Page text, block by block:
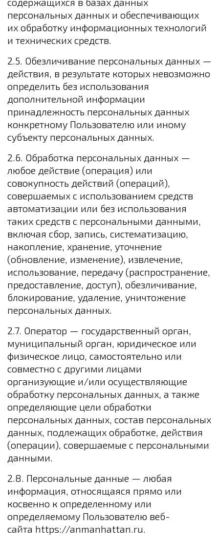
персональных данных и обеспечивающих
их обработку информационных технологий
и технических средств.
2.5. Обезличивание персональных данных —
действия, в результате которых невозможно
определить без использования
дополнительной информации
принадлежность персональных данных
конкретному Пользователю или иному
субъекту персональных данных.
2.6. Обработка персональных данных —
любое действие (операция) или
совокупность действий (операций),
совершаемых с использованием средств
автоматизации или без использования
таких средств с персональными данными,
включая сбор, запись, систематизацию,
накопление, хранение, уточнение
(обновление, изменение), извлечение,
использование, передачу (распространение,
предоставление, доступ), обезличивание,
блокирование, удаление, уничтожение
персональных данных.
2.7. Оператор — государственный орган,
муниципальный орган, юридическое или
физическое лицо, самостоятельно или
совместно с другими лицами
организующие и/или осуществляющие
обработку персональных данных, а также
определяющие цели обработки
персональных данных, состав персональных
данных, подлежащих обработке, действия
(операции), совершаемые с персональными
данными.
2.8. Персональные данные — любая
информация, относящаяся прямо или
косвенно к определенному или
определяемому Пользователю веб-
сайта https://anmanhattan.ru.